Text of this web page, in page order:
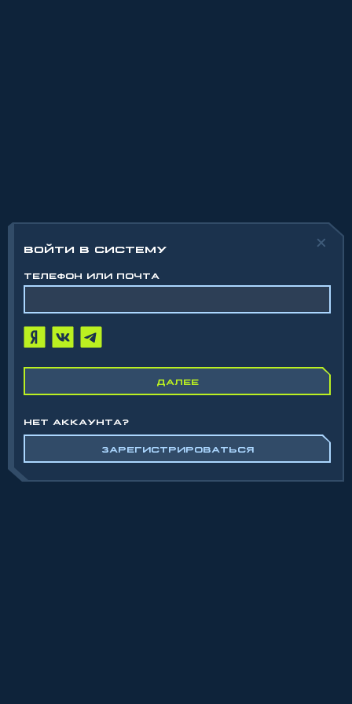
ВОЙТИ В СИСТЕМУ
ТЕЛЕФОН ИЛИ ПОЧТА
ДАЛЕЕ
НЕТ АККАУНТА?
ЗАРЕГИСТРИРОВАТЬСЯ